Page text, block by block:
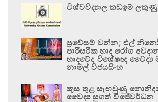
විශ්වවිද්‍යාල කඩඉම්
ප්‍රවේසම් වන්න; එල්
පාරිසරික හෘද රෝග
හෘදවේද විශේෂඥ වෛද්‍ය
නාමල් විජයසිංහ
කුස තුළ සැඟවුණු
වෛද්‍ය සුගත් විජේවර්ධන